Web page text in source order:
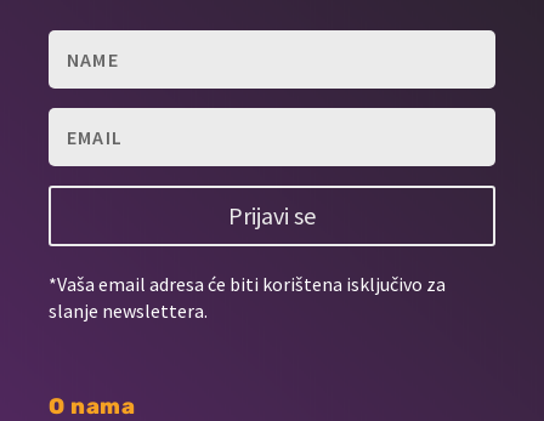
Prijavi se
*Vaša email adresa će biti korištena isključivo za
slanje newslettera.
O nama